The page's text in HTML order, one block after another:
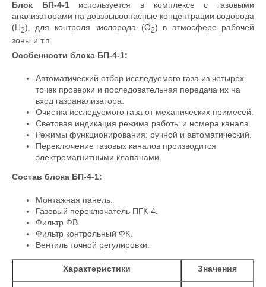
Блок
БП-4-1используется в комплексе с газовыми
анализаторами на довзрывоопасные концентрации водорода
(Н2), для контроля кислорода (О2) в атмосфере рабочей
зоны и т.п.
Особенности блока БП-4-1:
Автоматический отбор исследуемого газа из четырех
точек проверки и последовательная передача их на
вход газоанализатора.
Очистка исследуемого газа от механических примесей.
Световая индикация режима работы и номера канала.
Режимы функционирования: ручной и автоматический.
Переключение газовых каналов производится
электромагнитными клапанами.
Состав блока БП-4-1:
Монтажная панель.
Газовый переключатель ПГК-4.
Фильтр ФВ.
Фильтр контрольный ФК.
Вентиль точной регулировки.
Характеристики Значения